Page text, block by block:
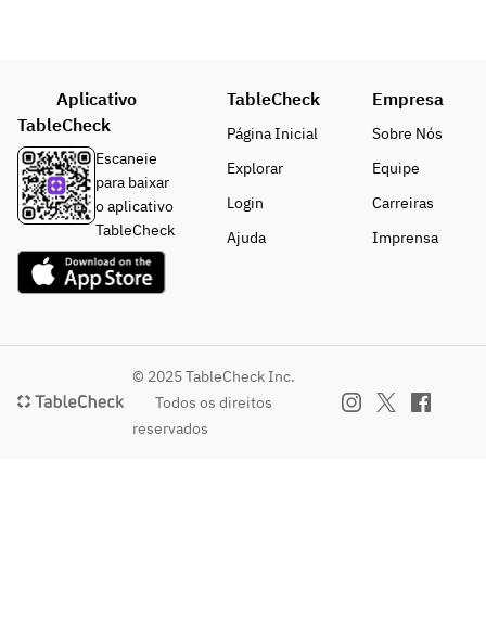
Aplicativo
TableCheck
Escaneie
para baixar
o aplicativo
TableCheck
TableCheck
Página Inicial
Explorar
Login
Ajuda
Empresa
Sobre Nós
Equipe
Carreiras
Imprensa
© 2025 TableCheck Inc.
Todos os direitos
reservados